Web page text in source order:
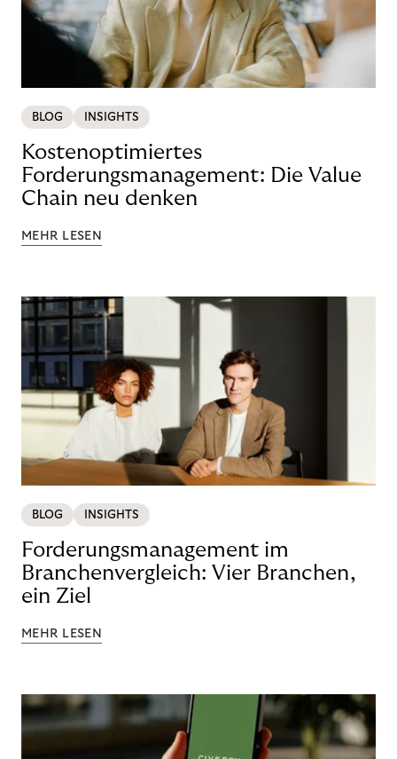
BLOG INSIGHTS
Kostenoptimiertes
Forderungsmanagement: Die Value
Chain neu denken
MEHR LESEN
BLOG INSIGHTS
Forderungsmanagement im
Branchenvergleich: Vier Branchen,
ein Ziel
MEHR LESEN